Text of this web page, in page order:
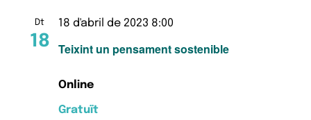
Dt
18 Teixint un pensament sostenible
18 d'abril de 2023 8:00
Online
Gratuït